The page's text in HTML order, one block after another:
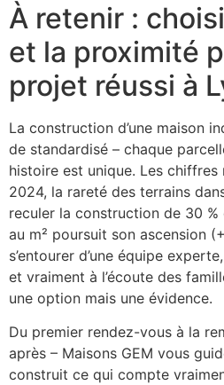
À retenir :
et la proximité
projet réussi à
La construction d’une maison
de standardisé – chaque
histoire est unique. Les chiffres
2024, la rareté des terrains
reculer la construction de 30
au m² poursuit son ascension
s’entourer d’une équipe
et vraiment à l’écoute des
une option mais une évidence.
Du premier rendez-vous à la
après – Maisons GEM vous
construit ce qui compte